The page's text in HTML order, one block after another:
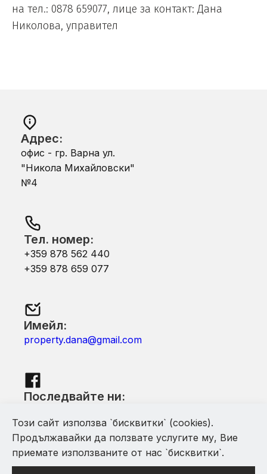
на тел.: 0878 659077, лице за контакт: Дана
Николова, управител
Адрес:
офис - гр. Варна ул.
"Никола Михайловски"
№4
Тел. номер:
+359 878 562 440
+359 878 659 077
Имейл:
property.dana@gmail.com
Последвайте ни:
Този сайт използва `бисквитки` (cookies).
Продължавайки да ползвате услугите му, Вие
приемате използваните от нас `бисквитки`.